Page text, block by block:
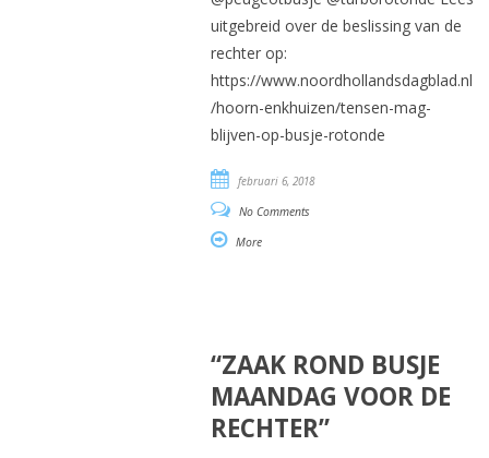
uitgebreid over de beslissing van de
rechter op:
https://www.noordhollandsdagblad.nl
/hoorn-enkhuizen/tensen-mag-
blijven-op-busje-rotonde
februari 6, 2018
No Comments
More
“ZAAK ROND BUSJE
MAANDAG VOOR DE
RECHTER”